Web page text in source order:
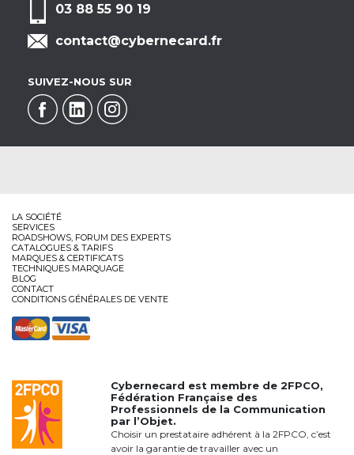
03 88 55 90 19
contact@cybernecard.fr
SUIVEZ-NOUS SUR
LA SOCIÉTÉ
SERVICES
ROADSHOWS, FORUM DES EXPERTS
CATALOGUES & TARIFS
MARQUES & CERTIFICATS
TECHNIQUES MARQUAGE
BLOG
CONTACT
CONDITIONS GÉNÉRALES DE VENTE
Cybernecard est membre de2FPCO,
Fédération Française des
Professionnels de la Communication
par l’Objet.
Choisir un prestataire adhérent à la 2FPCO, c’est
avoir la garantie de travailler avec un